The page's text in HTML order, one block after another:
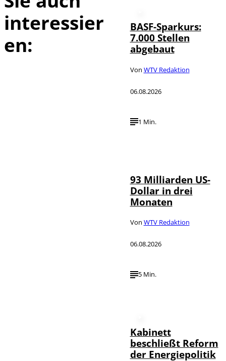
interessier
en:
BASF-Sparkurs:
7.000 Stellen
abgebaut
Von WTV Redaktion
06.08.2026
1 Min.
93 Milliarden US-
Dollar in drei
Monaten
Von WTV Redaktion
06.08.2026
5 Min.
Kabinett
beschließt Reform
der Energiepolitik